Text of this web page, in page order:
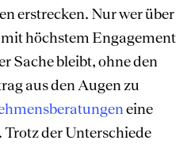
erstrecken. Nur wer über
höchstem Engagement
Sache bleibt, ohne den
aus den Augen zu
eine
der Unterschiede